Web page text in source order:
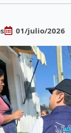
01/julio/2026